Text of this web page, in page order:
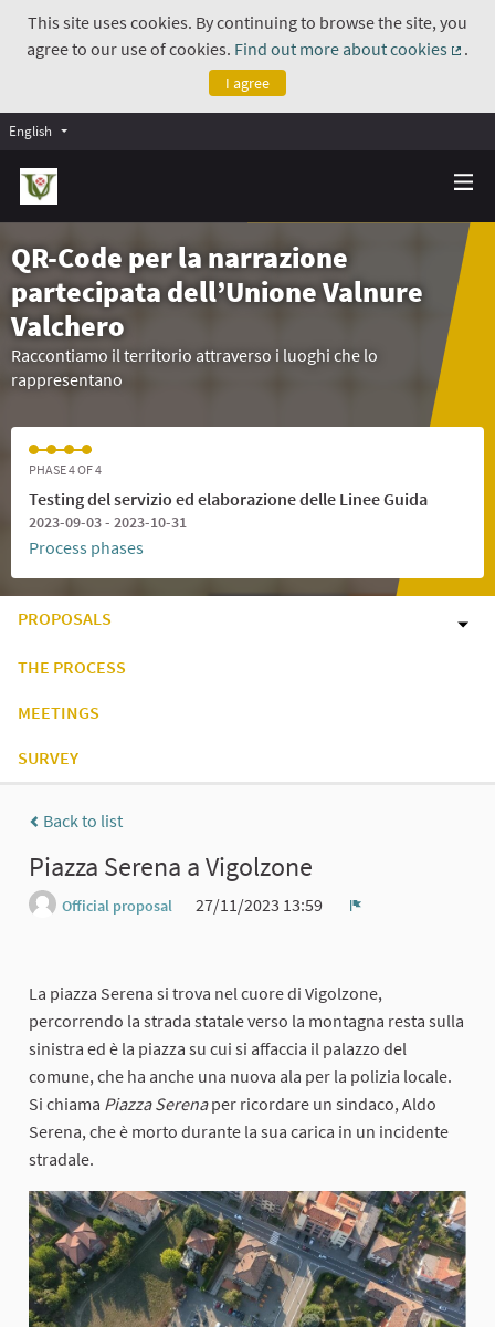
This site uses cookies. By continuing to browse the site, you
agree to our use of cookies. Find out more about cookies
.
I agree
English
QR-Code per la narrazione
partecipata dell’Unione Valnure
Valchero
Raccontiamo il territorio attraverso i luoghi che lo
rappresentano
PHASE 4 OF 4
Testing del servizio ed elaborazione delle Linee Guida
2023-09-03 - 2023-10-31
Process phases
PROPOSALS
THE PROCESS
MEETINGS
SURVEY
Back to list
Piazza Serena a Vigolzone
Official proposal
27/11/2023 13:59
La piazza Serena si trova nel cuore di Vigolzone,
percorrendo la strada statale verso la montagna resta sulla
sinistra ed è la piazza su cui si affaccia il palazzo del
comune, che ha anche una nuova ala per la polizia locale.
Si chiama Piazza Serenaper ricordare un sindaco, Aldo
Serena, che è morto durante la sua carica in un incidente
stradale.